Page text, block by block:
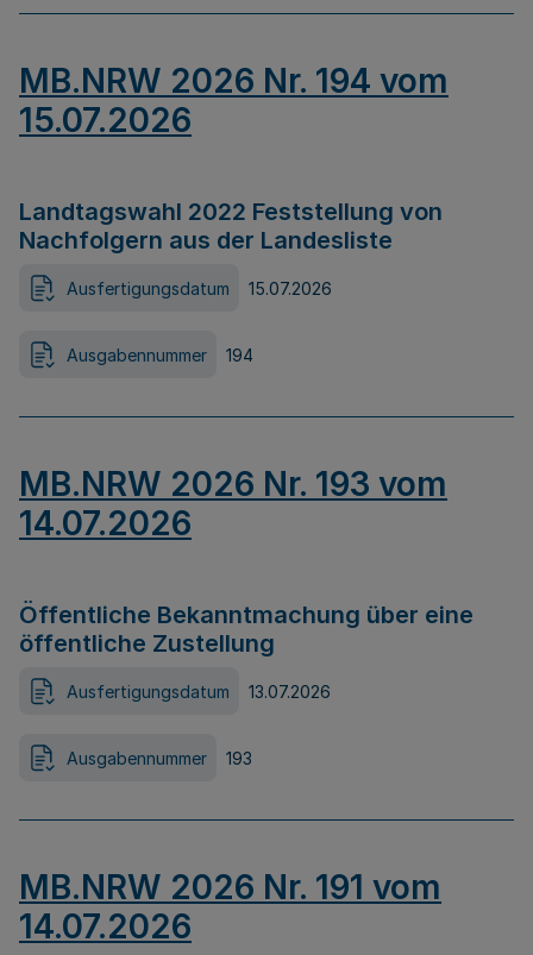
MB.NRW 2026 Nr. 194 vom
15.07.2026
Landtagswahl 2022 Feststellung von
Nachfolgern aus der Landesliste
Ausfertigungsdatum 15.07.2026
Ausgabennummer 194
MB.NRW 2026 Nr. 193 vom
14.07.2026
Öffentliche Bekanntmachung über eine
öffentliche Zustellung
Ausfertigungsdatum 13.07.2026
Ausgabennummer 193
MB.NRW 2026 Nr. 191 vom
14.07.2026